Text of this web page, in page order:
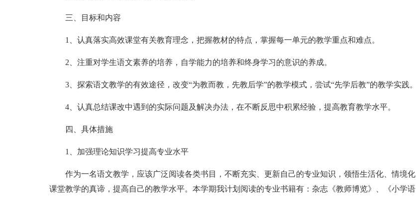
三、目标和内容
1、认真落实高效课堂有关教育理念，把握教材的特点，掌握每一单元的教学重点和难点。
2、注重对学生语文素养的培养，自学能力的培养和终身学习的意识的养成。
3、探索语文教学的有效途径，改变“为教而教，先教后学”的教学模式，尝试“先学后教”的教学实践。
4、认真总结课改中遇到的实际问题及解决办法，在不断反思中积累经验，提高教育教学水平。
四、具体措施
1、加强理论知识学习提高专业水平
作为一名语文教学，应该广泛阅读各类书目，不断充实、更新自己的专业知识，领悟生活化、情境化
课堂教学的真谛，提高自己的教学水平。本学期我计划阅读的专业书籍有：杂志《教师博览》、《小学语